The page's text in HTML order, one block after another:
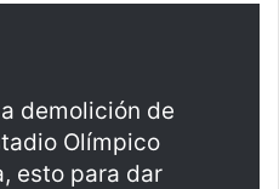
demolición de
Olímpico
esto para dar